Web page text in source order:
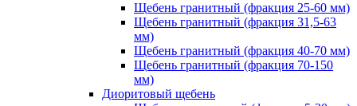
Щебень гранитный (фракция 25-60 мм)
Щебень гранитный (фракция 31,5-63
мм)
Щебень гранитный (фракция 40-70 мм)
Щебень гранитный (фракция 70-150
мм)
Диоритовый щебень